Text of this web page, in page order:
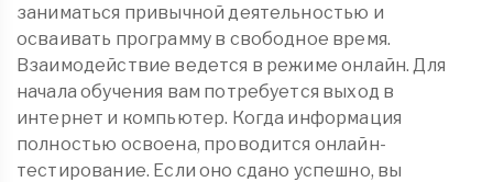
заниматься привычной деятельностью и
осваивать программу в свободное время.
Взаимодействие ведется в режиме онлайн. Для
начала обучения вам потребуется выход в
интернет и компьютер. Когда информация
полностью освоена, проводится онлайн-
тестирование. Если оно сдано успешно, вы